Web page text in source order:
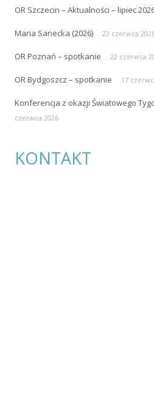
OR Szczecin – Aktualności – lipiec
Maria Sanecka (2026) 23 czerwca
OR Poznań – spotkanie 22 czerwca
OR Bydgoszcz – spotkanie 17
Konferencja z okazji Światowego
czerwca 2026
KONTAKT